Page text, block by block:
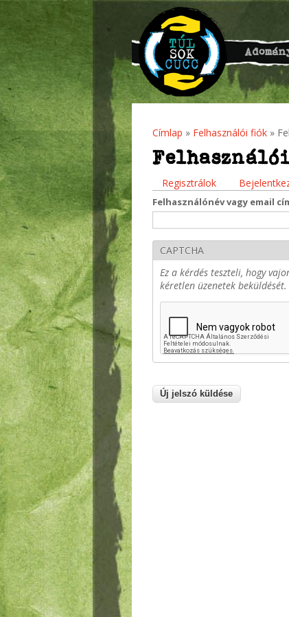
Jelenlegi hely
Címlap » Felhasználói fiók »
Elsődleges fülek
Regisztrálok
Felhasználónév vagy email
CAPTCHA
Ez a kérdés teszteli, hogy
kéretlen üzenetek beküldését.